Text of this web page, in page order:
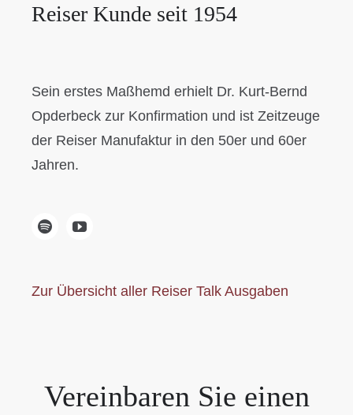
Reiser Kunde seit 1954
Sein erstes Maßhemd erhielt Dr. Kurt-Bernd
Opderbeck zur Konfirmation und ist Zeitzeuge
der Reiser Manufaktur in den 50er und 60er
Jahren.
Zur Übersicht aller Reiser Talk Ausgaben
Vereinbaren Sie einen